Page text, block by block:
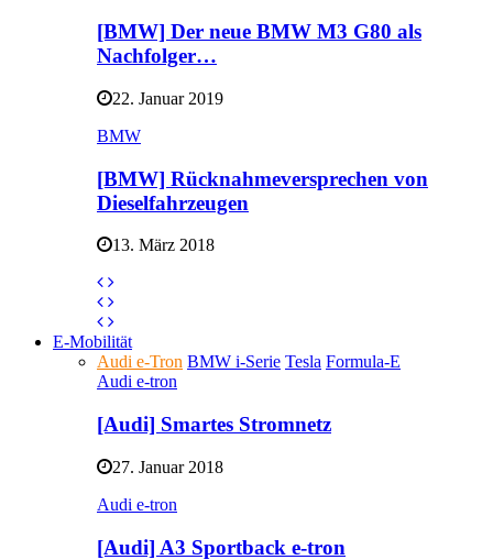
[BMW] Der neue BMW M3 G80 als
Nachfolger…
22. Januar 2019
BMW
[BMW] Rücknahmeversprechen von
Dieselfahrzeugen
13. März 2018
E-Mobilität
Audi e-Tron BMW i-Serie Tesla Formula-E
Audi e-tron
[Audi] Smartes Stromnetz
27. Januar 2018
Audi e-tron
[Audi] A3 Sportback e-tron